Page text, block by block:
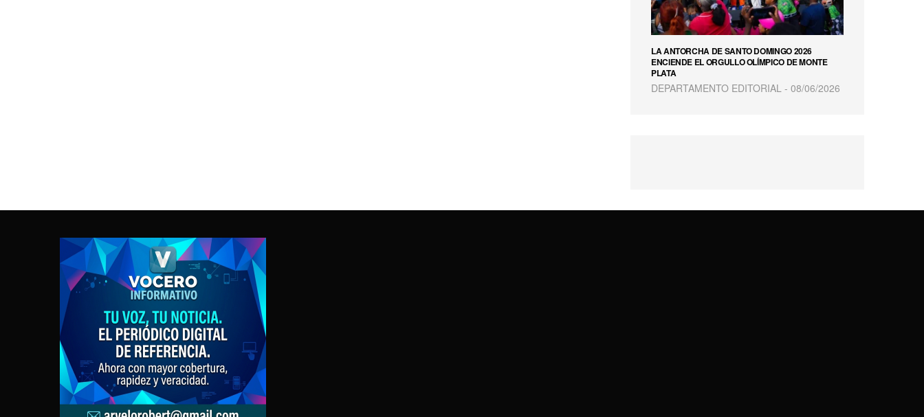
LA ANTORCHA DE SANTO DOMINGO 2026
ENCIENDE EL ORGULLO OLÍMPICO DE MONTE
PLATA
DEPARTAMENTO EDITORIAL 08/06/2026